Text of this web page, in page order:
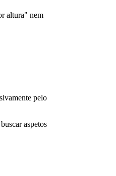
altura" nem
pelo
aspetos